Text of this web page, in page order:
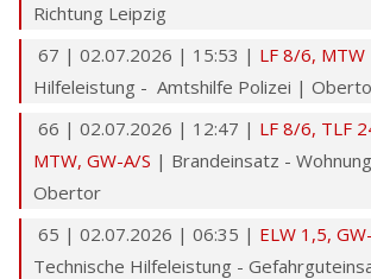
Richtung Leipzig
67 | 02.07.2026 | 15:53 | LF 8/6, MTW
Hilfeleistung - Amtshilfe Polizei |
66 | 02.07.2026 | 12:47 | LF 8/6, TLF
MTW, GW-A/S | Brandeinsatz -
Obertor
65 | 02.07.2026 | 06:35 | ELW 1,5,
Technische Hilfeleistung -